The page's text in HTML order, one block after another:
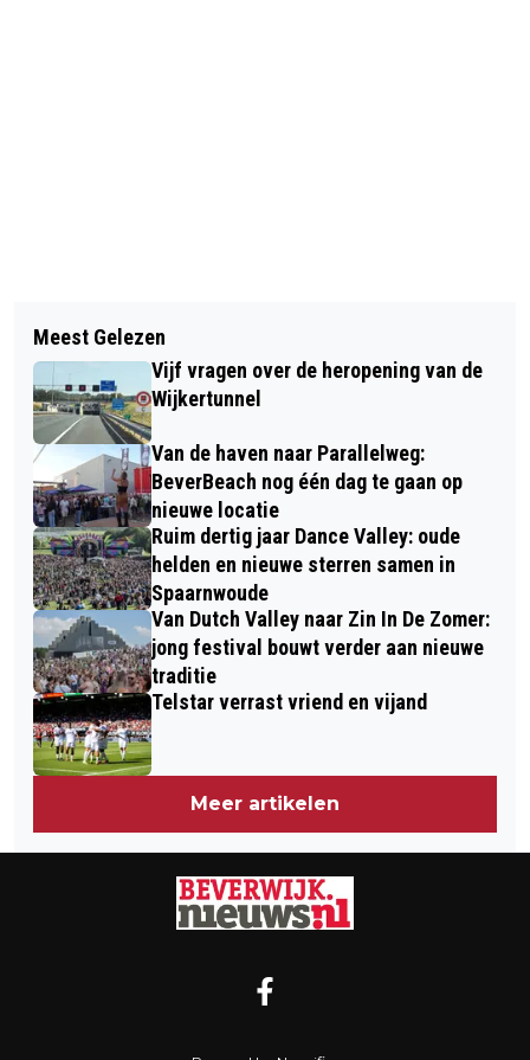
COLUMN BLIK VAN CO: VERKIEZINGEN
MICHELL HAIJEN NIEUWE TRAINER
BIJ DEM
Meest Gelezen
Vijf vragen over de heropening van de
Wijkertunnel
Van de haven naar Parallelweg:
BeverBeach nog één dag te gaan op
nieuwe locatie
Ruim dertig jaar Dance Valley: oude
helden en nieuwe sterren samen in
Spaarnwoude
Van Dutch Valley naar Zin In De Zomer:
jong festival bouwt verder aan nieuwe
traditie
Telstar verrast vriend en vijand
Meer artikelen